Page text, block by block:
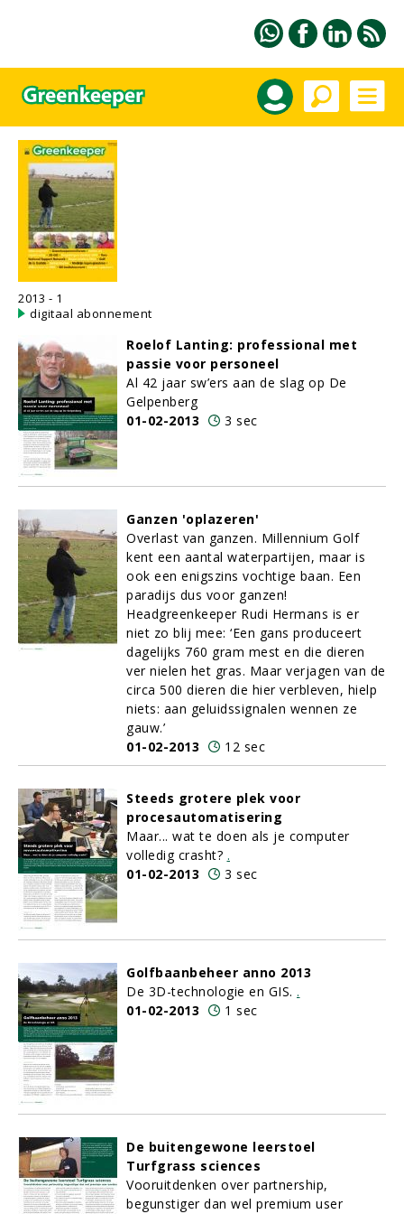
2013 - 1
digitaal abonnement
Roelof Lanting: professional met
passie voor personeel
Al 42 jaar sw’ers aan de slag op De
Gelpenberg
01-02-2013
3 sec
Ganzen 'oplazeren'
Overlast van ganzen. Millennium Golf
kent een aantal waterpartijen, maar is
ook een enigszins vochtige baan. Een
paradijs dus voor ganzen!
Headgreenkeeper Rudi Hermans is er
niet zo blij mee: ‘Een gans produceert
dagelijks 760 gram mest en die dieren
ver nielen het gras. Maar verjagen van de
circa 500 dieren die hier verbleven, hielp
niets: aan geluidssignalen wennen ze
gauw.’
01-02-2013
12 sec
Steeds grotere plek voor
procesautomatisering
Maar... wat te doen als je computer
volledig crasht? .
01-02-2013
3 sec
Golfbaanbeheer anno 2013
De 3D-technologie en GIS. .
01-02-2013
1 sec
De buitengewone leerstoel
Turfgrass sciences
Vooruitdenken over partnership,
begunstiger dan wel premium user